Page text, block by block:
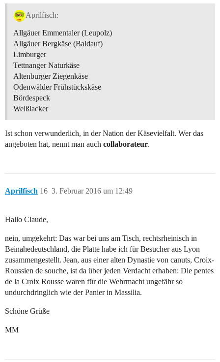
Aprilfisch:
Allgäuer Emmentaler (Leupolz)
Allgäuer Bergkäse (Baldauf)
Limburger
Tettnanger Naturkäse
Altenburger Ziegenkäse
Odenwälder Frühstückskäse
Bördespeck
Weißlacker
Ist schon verwunderlich, in der Nation der Käsevielfalt. Wer das
angeboten hat, nennt man auch collaborateur.
Aprilfisch 3. Februar 2016 um 12:49
16
Hallo Claude,
nein, umgekehrt: Das war bei uns am Tisch, rechtsrheinisch in
Beinahedeutschland, die Platte habe ich für Besucher aus Lyon
zusammengestellt. Jean, aus einer alten Dynastie von canuts, Croix-
Roussien de souche, ist da über jeden Verdacht erhaben: Die pentes
de la Croix Rousse waren für die Wehrmacht ungefähr so
undurchdringlich wie der Panier in Massilia.
Schöne Grüße
MM